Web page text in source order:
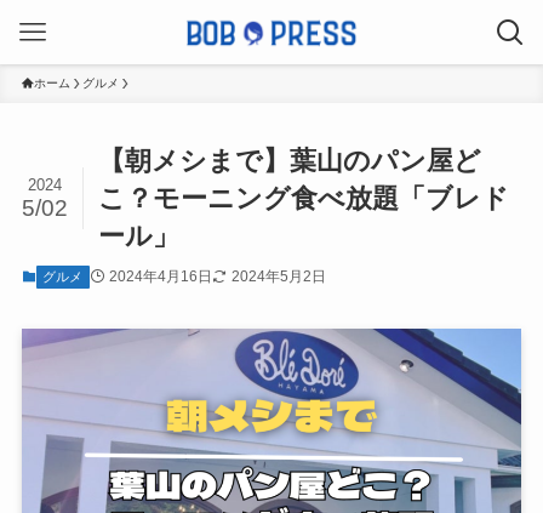
ホーム グルメ
【朝メシまで】葉山のパン屋ど
こ？モーニング食べ放題「ブレド
ール」
2024
5/02
グルメ 2024年4月16日 2024年5月2日